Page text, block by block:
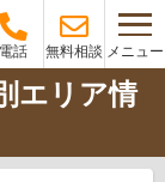
電話 無料相談 メニュー
エリア情